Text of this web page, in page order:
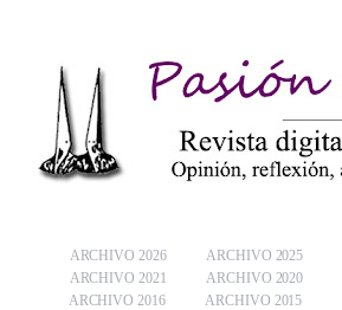
ARCHIVO 2026 ARCHIVO 2025
ARCHIVO 2021
ARCHIVO 2020
ARCHIVO 2016
ARCHIVO 2015